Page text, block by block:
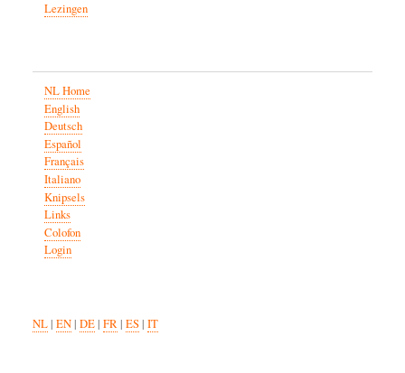
Lezingen
NL Home
English
Deutsch
Español
Français
Italiano
Knipsels
Links
Colofon
Login
NL| EN| DE| FR| ES| IT